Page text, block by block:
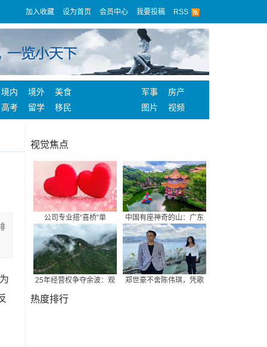
加入收藏 设为首页 会员中心 我要投稿 RSS
境内 境外
美食
高考 留学 移民
军事
房产
图片
视频
视觉焦点
公司专业搭“喜桥”单 中国有座神奇的山：广东
25年经营权争夺余波：观 郑世豪不舍陈伟琪，凭歌
热度排行